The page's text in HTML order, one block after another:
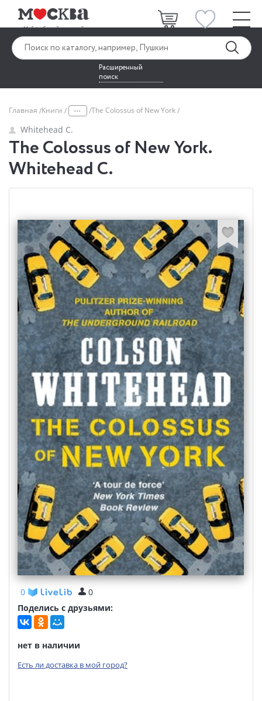
Расширенный
поиск
Главная Книги ... The Colossus of New York
Whitehead C.
The Colossus of New York.
Whitehead C.
0
0
Поделись с друзьями:
нет в наличии
Есть ли доставка в мой город?